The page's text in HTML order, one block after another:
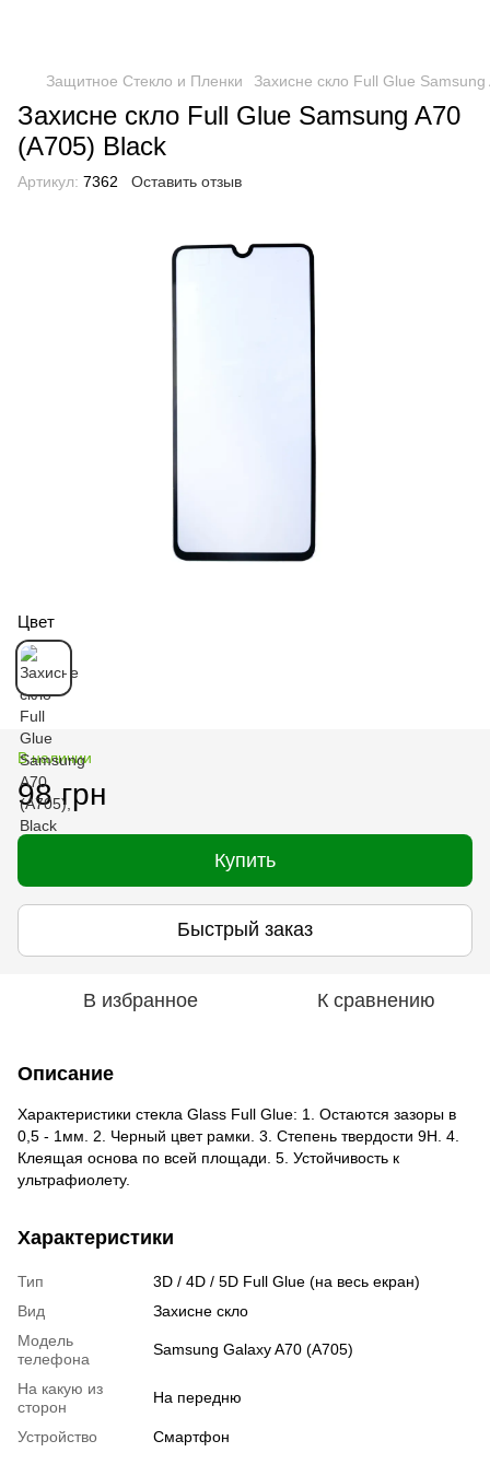
Защитное Стекло и Пленки Захисне скло Full Glue
Захисне скло Full Glue Samsung A70
(A705) Black
Артикул: 7362 Оставить отзыв
Цвет
В наличии
98 грн
Купить
Быстрый заказ
В избранное К сравнению
Описание
Характеристики стекла Glass Full Glue: 1. Остаются зазоры в
0,5 - 1мм. 2. Черный цвет рамки. 3. Степень твердости 9H. 4.
Клеящая основа по всей площади. 5. Устойчивость к
ультрафиолету.
Характеристики
Тип
3D / 4D / 5D Full Glue (на весь екран)
Вид
Захисне скло
Модель
телефона
Samsung Galaxy A70 (A705)
На какую из
сторон
На передню
Устройство Смартфон